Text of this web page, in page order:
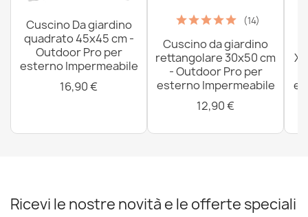
Cuscino Da giardino
quadrato 45x45 cm -
Outdoor Pro per
esterno Impermeabile
16,90 €
(14)
Cuscino da giardino
rettangolare 30x50 cm
- Outdoor Pro per
esterno Impermeabile
12,90 €
Ricevi le nostre novità e le offerte speciali